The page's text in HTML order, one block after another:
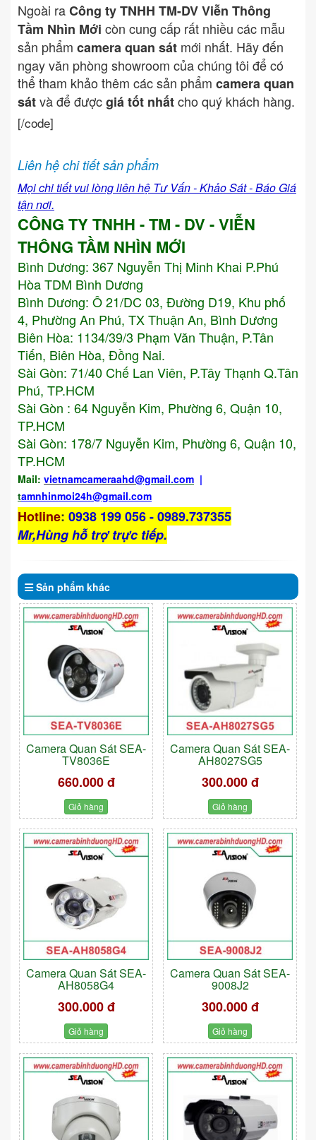
Ngoài raCông ty TNHH TM-DV Viễn Thông
Tầm Nhìn Mới còn cung cấp rất nhiều các mẫu
sản phẩm camera quan sát mới nhất. Hãy đến
ngay văn phòng showroom của chúng tôi để có
thể tham khảo thêm các sản phẩm camera quan
sátvà để đượcgiá tốt nhấtcho quý khách hàng.
[/code]
Liên hệ chi tiết sản phẩm
Mọi chi tiết vui lòng liên hệ Tư Vấn - Khảo Sát - Báo Giá
tận nơi.
CÔNG TY TNHH - TM - DV - VIỄN
THÔNG TẦM NHÌN MỚI
Bình Dương: 367 Nguyễn Thị Minh Khai P.Phú
Hòa TDM Bình Dương
Bình Dương: Ô 21/DC 03, Đường D19, Khu phố
4, Phường An Phú, TX Thuận An, Bình Dương
Biên Hòa: 1134/39/3 Phạm Văn Thuận, P.Tân
Tiến, Biên Hòa, Đồng Nai.
Sài Gòn: 71/40 Chế Lan Viên, P.Tây Thạnh Q.Tân
Phú, TP.HCM
Sài Gòn : 64 Nguyễn Kim, Phường 6, Quận 10,
TP.HCM
Sài Gòn: 178/7 Nguyễn Kim, Phường 6, Quận 10,
TP.HCM
Mail: vietnamcameraahd@gmail.com |
tamnhinmoi24h@gmail.com
Hotline: 0938 199 056 - 0989.737355
Mr,Hùng hỗ trợ trực tiếp.
Sản phẩm khác
Camera Quan Sát SEA-
TV8036E
660.000 đ
Giỏ hàng
Camera Quan Sát SEA-
AH8027SG5
300.000 đ
Giỏ hàng
Camera Quan Sát SEA-
AH8058G4
300.000 đ
Giỏ hàng
Camera Quan Sát SEA-
9008J2
300.000 đ
Giỏ hàng